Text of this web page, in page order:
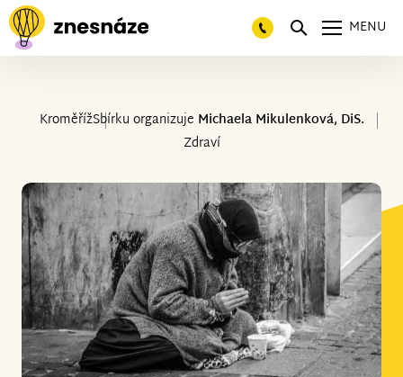
MENU
KroměřížSbírku organizuje Michaela Mikulenková, DiS.
Zdraví